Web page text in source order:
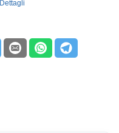
Dettagli